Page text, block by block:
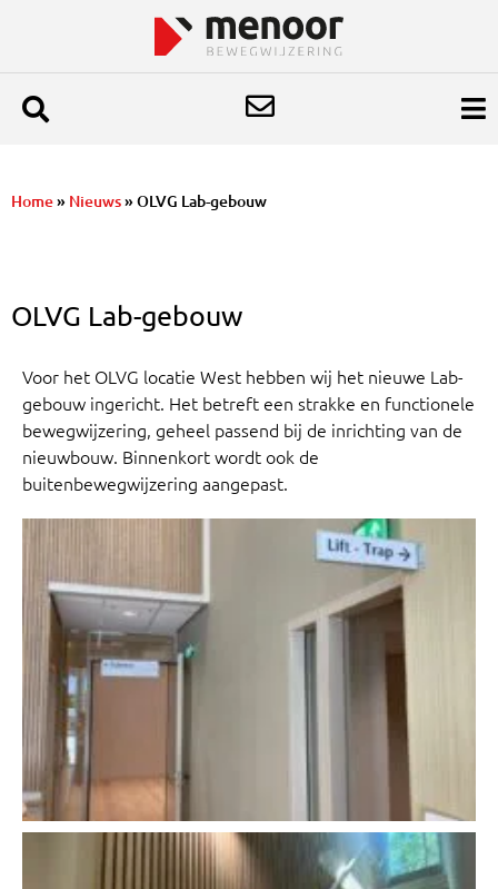
Home» Nieuws» OLVG Lab-gebouw
OLVG Lab-gebouw
Voor het OLVG locatie West hebben wij het nieuwe Lab-
gebouw ingericht. Het betreft een strakke en functionele
bewegwijzering, geheel passend bij de inrichting van de
nieuwbouw. Binnenkort wordt ook de
buitenbewegwijzering aangepast.